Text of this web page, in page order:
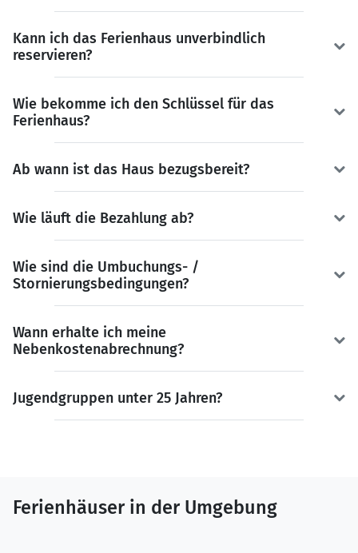
Kann ich das Ferienhaus unverbindlich
reservieren?
Wie bekomme ich den Schlüssel für das
Ferienhaus?
Ab wann ist das Haus bezugsbereit?
Wie läuft die Bezahlung ab?
Wie sind die Umbuchungs- /
Stornierungsbedingungen?
Wann erhalte ich meine
Nebenkostenabrechnung?
Jugendgruppen unter 25 Jahren?
Ferienhäuser in der Umgebung